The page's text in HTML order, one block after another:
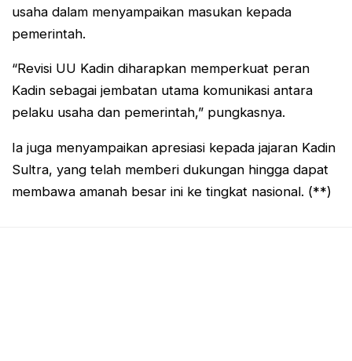
usaha dalam menyampaikan masukan kepada
pemerintah.
“Revisi UU Kadin diharapkan memperkuat peran
Kadin sebagai jembatan utama komunikasi antara
pelaku usaha dan pemerintah,” pungkasnya.
Ia juga menyampaikan apresiasi kepada jajaran Kadin
Sultra, yang telah memberi dukungan hingga dapat
membawa amanah besar ini ke tingkat nasional. (**)